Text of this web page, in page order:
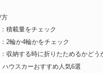
方
積載量をチェック
2輪か4輪かをチェック
収納する時に折りたためるかどう
ハウスカーおすすめ人気6選